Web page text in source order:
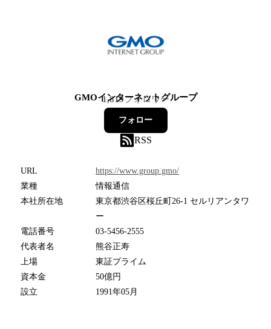
GMOインターネットグループ
1,819フォロワー
フォロー
RSS
URL
https://www.group.gmo/
業種
情報通信
本社所在地
東京都渋谷区桜丘町26-1 セルリアンタワ
ー
電話番号
03-5456-2555
代表者名
熊谷正寿
上場
東証プライム
資本金
50億円
設立
1991年05月